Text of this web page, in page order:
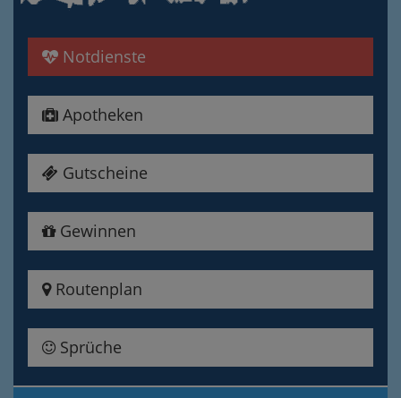
Notdienste
Apotheken
Gutscheine
Gewinnen
Routenplan
Sprüche